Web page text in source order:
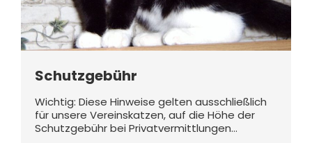
Schutzgebühr
Wichtig: Diese Hinweise gelten ausschließlich
für unsere Vereinskatzen, auf die Höhe der
Schutzgebühr bei Privatvermittlungen…